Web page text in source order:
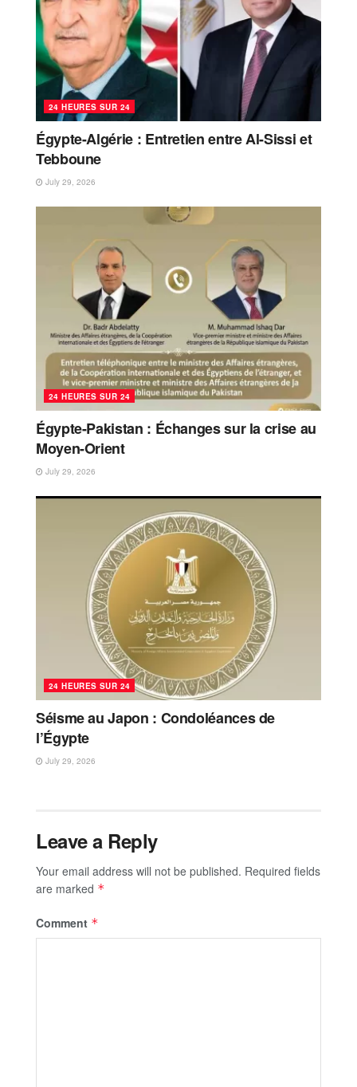
24 HEURES SUR 24
Égypte-Algérie : Entretien entre Al-Sissi et
Tebboune
July 29, 2026
24 HEURES SUR 24
Égypte-Pakistan : Échanges sur la crise au
Moyen-Orient
July 29, 2026
24 HEURES SUR 24
Séisme au Japon : Condoléances de
l’Égypte
July 29, 2026
Leave a Reply
Your email address will not be published. Required fields
are marked *
Comment *